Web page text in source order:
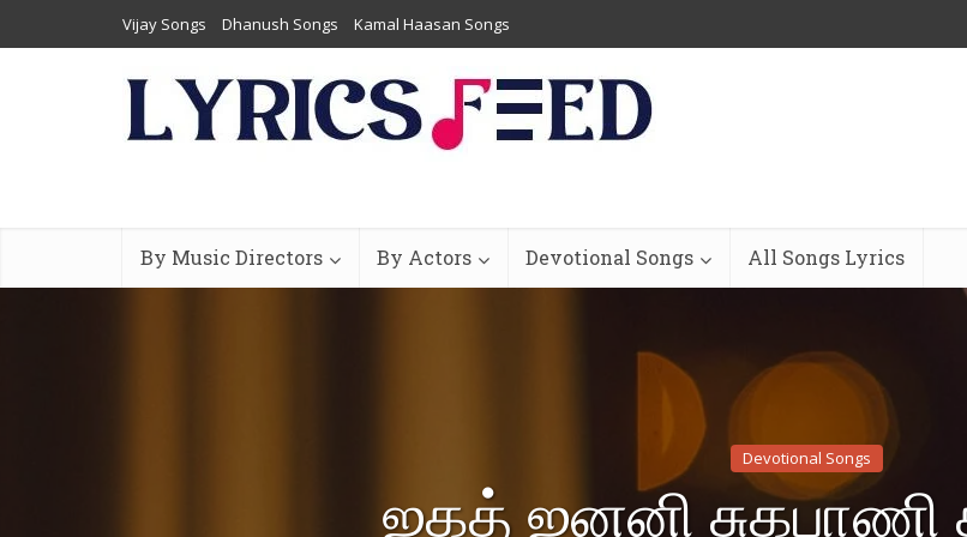
Vijay Songs Dhanush Songs Kamal Haasan Songs
By Music Directors By Actors Devotional Songs All Songs Lyrics
Devotional Songs
ஜகத் ஜனனி